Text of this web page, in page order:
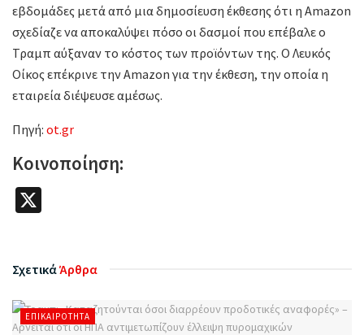
εβδομάδες μετά από μια δημοσίευση έκθεσης ότι η Amazon
σχεδίαζε να αποκαλύψει πόσο οι δασμοί που επέβαλε ο
Τραμπ αύξαναν το κόστος των προϊόντων της. Ο Λευκός
Οίκος επέκρινε την Amazon για την έκθεση, την οποία η
εταιρεία διέψευσε αμέσως.
Πηγή: ot.gr
Κοινοποίηση:
ΣχετικάΆρθρα
ΕΠΙΚΑΙΡΌΤΗΤΑ